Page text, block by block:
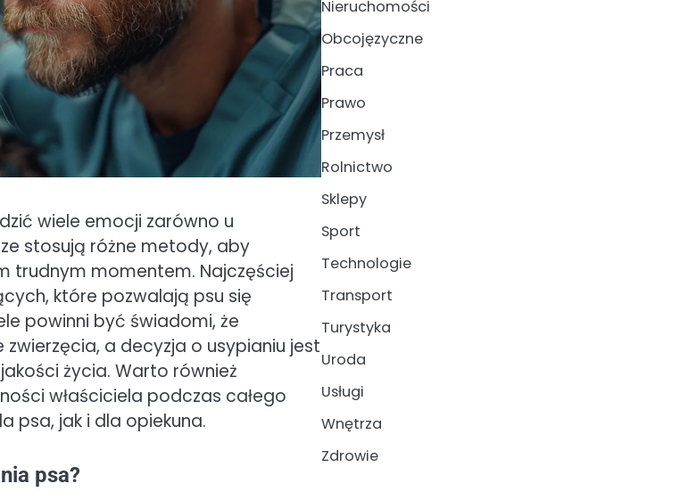
wiele emocji zarówno u
stosują różne metody, aby
trudnym momentem. Najczęściej
które pozwalają psu się
powinni być świadomi, że
a decyzja o usypianiu jest
życia. Warto również
właściciela podczas całego
psa, jak i dla opiekuna.
psa?
Nieruchomości
Obcojęzyczne
Praca
Prawo
Przemysł
Rolnictwo
Sklepy
Sport
Technologie
Transport
Turystyka
Uroda
Usługi
Wnętrza
Zdrowie